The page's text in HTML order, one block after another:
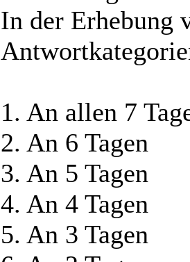
In der Erhebung
1. An allen 7
2. An 6 Tagen
3. An 5 Tagen
4. An 4 Tagen
5. An 3 Tagen